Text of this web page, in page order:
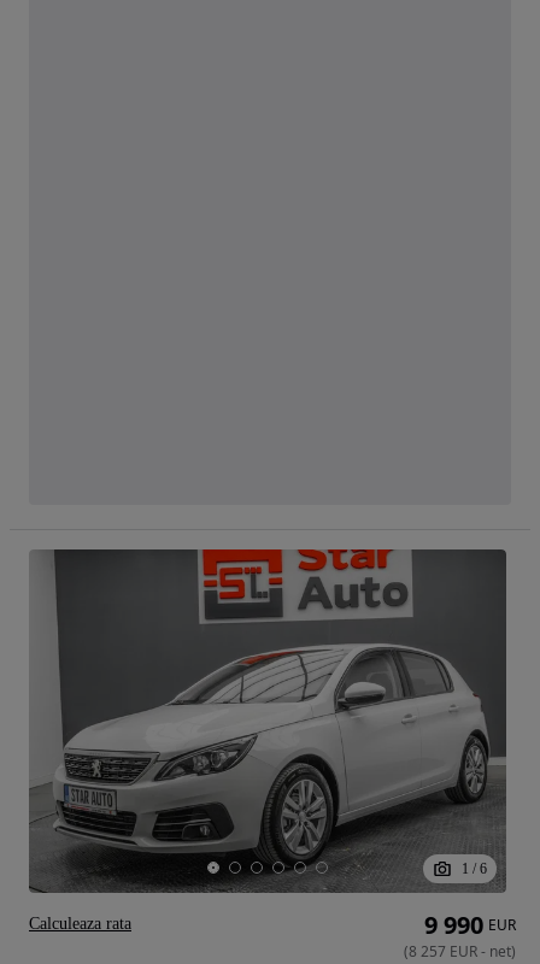
1 / 6
9 990 EUR
(8 257 EUR- net)
Calculeaza rata